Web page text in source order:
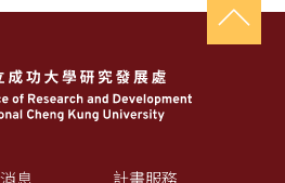
息 計畫服務